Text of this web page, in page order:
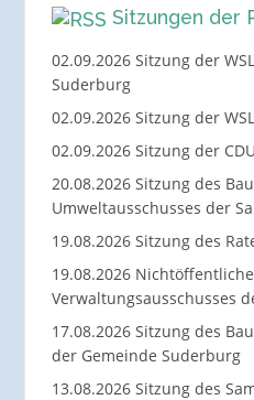
Sitzungen der
02.09.2026 Sitzung der
Suderburg
02.09.2026 Sitzung der
02.09.2026 Sitzung der
20.08.2026 Sitzung des
Umweltausschusses der
19.08.2026 Sitzung des
19.08.2026
Verwaltungsausschusses
17.08.2026 Sitzung des
der Gemeinde Suderburg
13.08.2026 Sitzung des